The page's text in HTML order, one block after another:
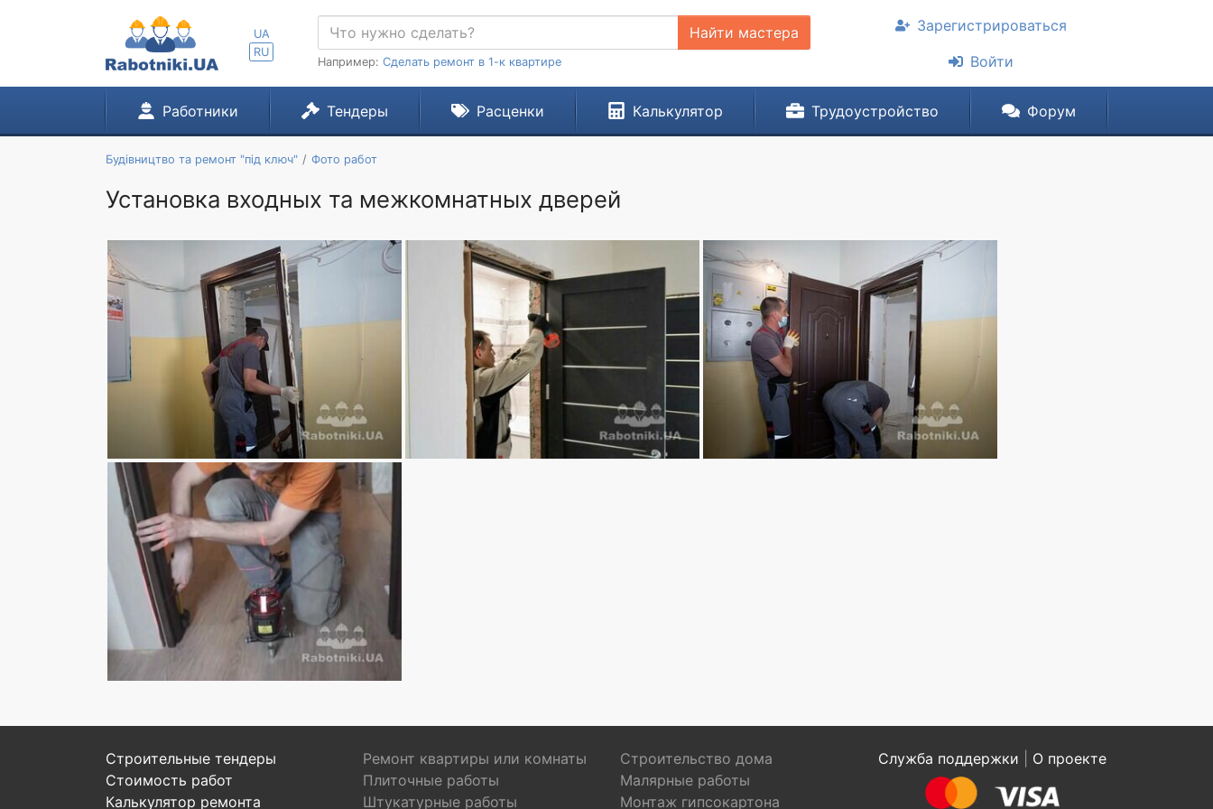
UA
RU
Найти мастера
Например: Сделать ремонт в 1-к квартире
Зарегистрироваться
Войти
Работники Тендеры Расценки Калькулятор Трудоустройство Форум
Будівництво та ремонт "під ключ" Фото работ
Установка входных та межкомнатных дверей
Строительные тендеры
Стоимость работ
Калькулятор ремонта
Ремонт квартиры или комнаты
Строительство дома
Плиточные работы
Малярные работы
Штукатурные работы
Монтаж гипсокартона
Служба поддержки О проекте